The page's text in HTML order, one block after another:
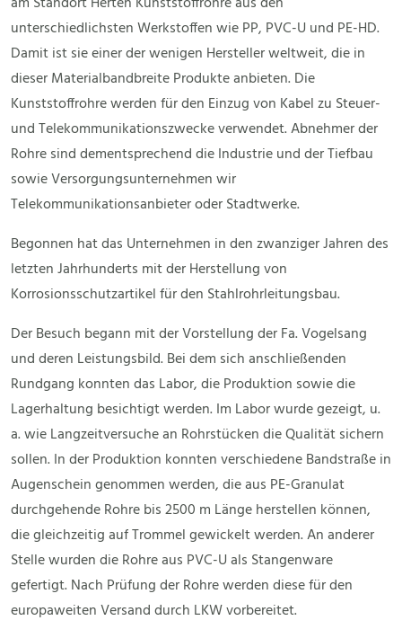
unterschiedlichsten Werkstoffen wie PP, PVC-U und PE-HD.
Damit ist sie einer der wenigen Hersteller weltweit, die in
dieser Materialbandbreite Produkte anbieten. Die
Kunststoffrohre werden für den Einzug von Kabel zu Steuer-
und Telekommunikationszwecke verwendet. Abnehmer der
Rohre sind dementsprechend die Industrie und der Tiefbau
sowie Versorgungsunternehmen wir
Telekommunikationsanbieter oder Stadtwerke.
Begonnen hat das Unternehmen in den zwanziger Jahren des
letzten Jahrhunderts mit der Herstellung von
Korrosionsschutzartikel für den Stahlrohrleitungsbau.
Der Besuch begann mit der Vorstellung der Fa. Vogelsang
und deren Leistungsbild. Bei dem sich anschließenden
Rundgang konnten das Labor, die Produktion sowie die
Lagerhaltung besichtigt werden. Im Labor wurde gezeigt, u.
a. wie Langzeitversuche an Rohrstücken die Qualität sichern
sollen. In der Produktion konnten verschiedene Bandstraße in
Augenschein genommen werden, die aus PE-Granulat
durchgehende Rohre bis 2500 m Länge herstellen können,
die gleichzeitig auf Trommel gewickelt werden. An anderer
Stelle wurden die Rohre aus PVC-U als Stangenware
gefertigt. Nach Prüfung der Rohre werden diese für den
europaweiten Versand durch LKW vorbereitet.